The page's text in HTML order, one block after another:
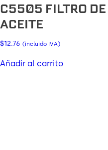
C5505 FILTRO DE
ACEITE
$12.76 (incluido IVA)
Añadir al carrito